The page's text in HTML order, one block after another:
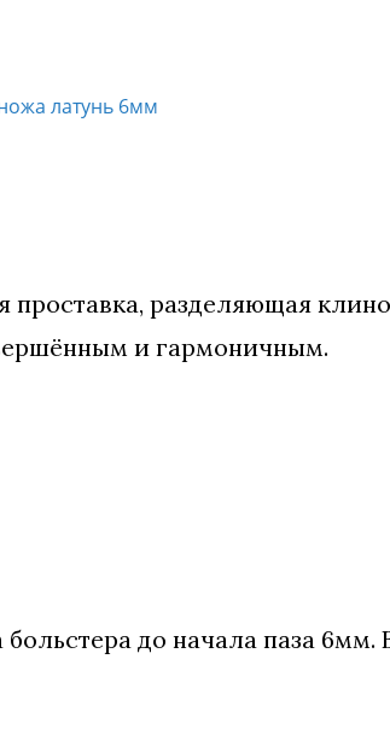
латунь 6мм
проставка, разделяющая
и гармоничным.
больстера до начала паза